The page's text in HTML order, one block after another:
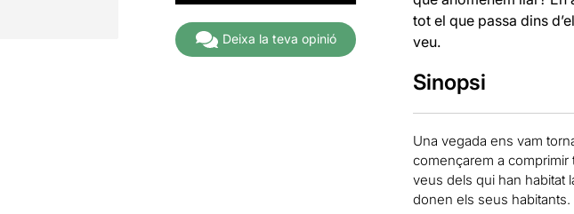
Deixa la teva opinió
tot el que passa dins
veu.
Sinopsi
Una vegada ens vam
començarem a
veus dels qui han habitat
donen els seus habitants.